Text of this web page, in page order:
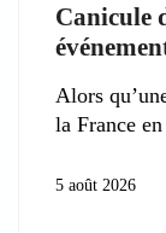
Canicule
Alors
la France
5 août 2026